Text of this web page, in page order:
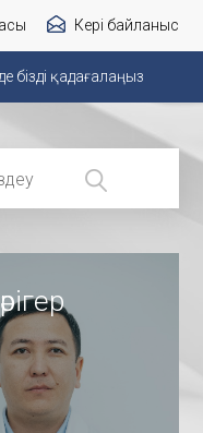
Кері байланыс
бізді қадағалаңыз